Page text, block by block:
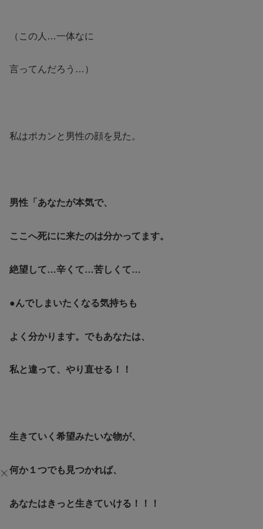
（この人…一体なに
言ってんだろう…）
私はポカンと男性の顔を見た。
男性「あなたが本気で、
ここへ死にに来たのは分かってます。
絶望して…辛くて…苦しくて…
●んでしまいたくなる気持ちも
よく分かります。でもあなたは、
私と違って、やり直せる！！
生きていく希望みたいな物が、
何か１つでも見つかれば、
あなたはきっと生きていける！！！